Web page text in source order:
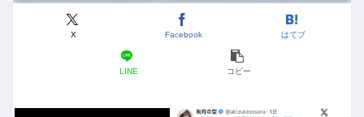
X Facebook はてブ
LINE コピー